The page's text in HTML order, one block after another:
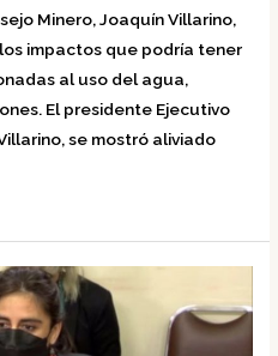
Minero, Joaquín Villarino,
impactos que podría tener
al uso del agua,
El presidente Ejecutivo
se mostró aliviado